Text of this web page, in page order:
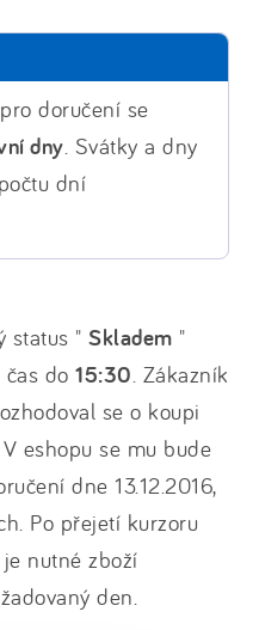
doručení se
dny . Svátky a dny
dní
status " Skladem "
čas do 15:30 . Zákazník
se o koupi
eshopu se mu bude
dne 13.12.2016,
Po přejetí kurzoru
nutné zboží
den.